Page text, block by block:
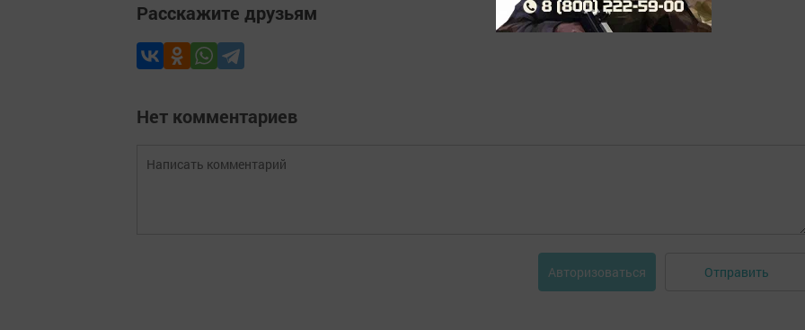
Расскажите друзьям
Нет комментариев
Авторизоваться Отправить